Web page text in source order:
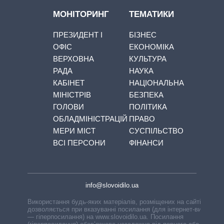
МОНІТОРИНГ
ПРЕЗИДЕНТ І
ОФІС
ВЕРХОВНА
РАДА
КАБІНЕТ
МІНІСТРІВ
ГОЛОВИ
ОБЛАДМІНІСТРАЦІЙ
МЕРИ МІСТ
ВСІ ПЕРСОНИ
ТЕМАТИКИ
БІЗНЕС
ЕКОНОМІКА
КУЛЬТУРА
НАУКА
НАЦІОНАЛЬНА
БЕЗПЕКА
ПОЛІТИКА
ПРАВО
СУСПІЛЬСТВО
ФІНАНСИ
info@slovoidilo.ua
Використання будь-яких матеріалів, розміщених на сайті,
дозволяється при вказуванні посилання (для інтернет-видань
— гіперпосилання) на www.slovoidilo.ua. Посилання